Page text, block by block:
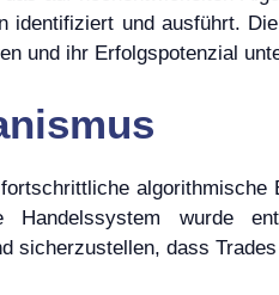
identifiziert und ausführt.
und ihr Erfolgspotenzial
Handelssystem wurde
sicherzustellen, dass